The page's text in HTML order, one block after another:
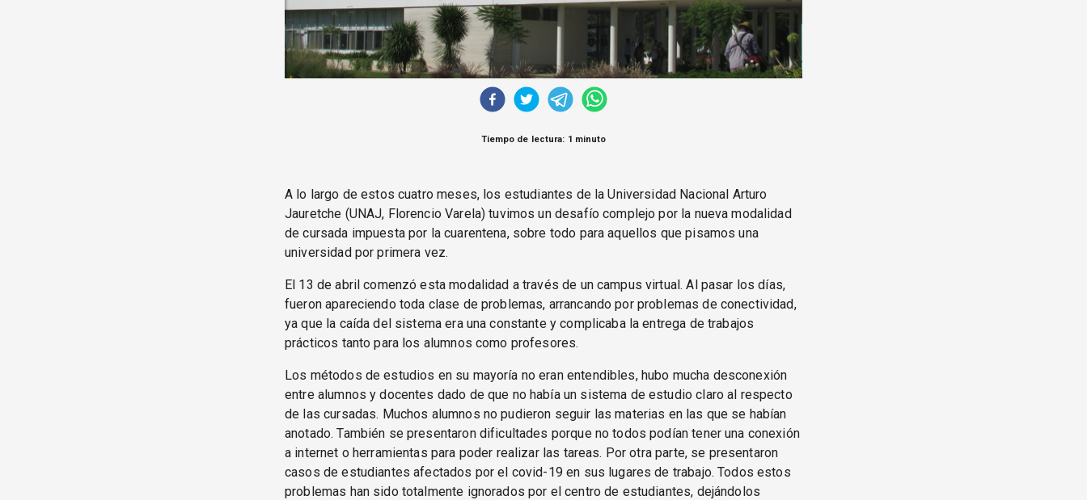
Tiempo de lectura: 1 minuto
A lo largo de estos cuatro meses, los estudiantes de la Universidad Nacional Arturo
Jauretche (UNAJ, Florencio Varela) tuvimos un desafío complejo por la nueva modalidad
de cursada impuesta por la cuarentena, sobre todo para aquellos que pisamos una
universidad por primera vez.
El 13 de abril comenzó esta modalidad a través de un campus virtual. Al pasar los días,
fueron apareciendo toda clase de problemas, arrancando por problemas de conectividad,
ya que la caída del sistema era una constante y complicaba la entrega de trabajos
prácticos tanto para los alumnos como profesores.
Los métodos de estudios en su mayoría no eran entendibles, hubo mucha desconexión
entre alumnos y docentes dado de que no había un sistema de estudio claro al respecto
de las cursadas. Muchos alumnos no pudieron seguir las materias en las que se habían
anotado. También se presentaron dificultades porque no todos podían tener una conexión
a internet o herramientas para poder realizar las tareas. Por otra parte, se presentaron
casos de estudiantes afectados por el covid-19 en sus lugares de trabajo. Todos estos
problemas han sido totalmente ignorados por el centro de estudiantes, dejándolos